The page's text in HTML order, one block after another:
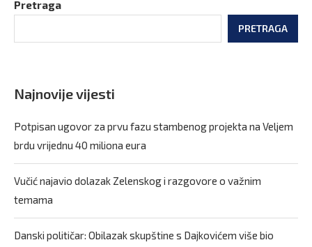
Pretraga
PRETRAGA
Najnovije vijesti
Potpisan ugovor za prvu fazu stambenog projekta na Veljem
brdu vrijednu 40 miliona eura
Vučić najavio dolazak Zelenskog i razgovore o važnim
temama
Danski političar: Obilazak skupštine s Dajkovićem više bio